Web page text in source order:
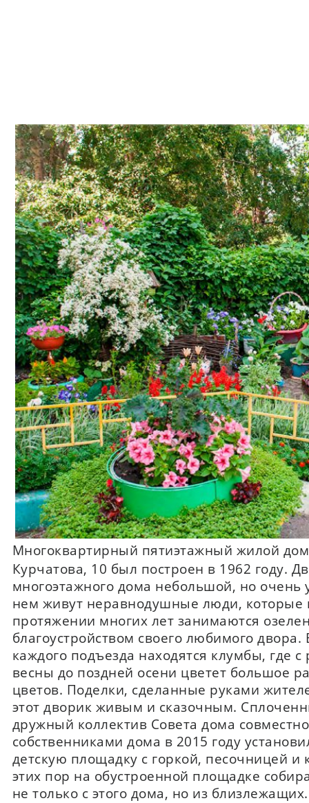
Многоквартирный пятиэтажный жилой
Курчатова, 10 был построен в 1962 году.
многоэтажного дома небольшой, но
нем живут неравнодушные люди, которые
протяжении многих лет занимаются
благоустройством своего любимого двора.
каждого подъезда находятся клумбы, где с
весны до поздней осени цветет большое
цветов. Поделки, сделанные руками
этот дворик живым и сказочным.
дружный коллектив Совета дома
собственниками дома в 2015 году
детскую площадку с горкой, песочницей и
этих пор на обустроенной площадке
не только с этого дома, но из близлежащих.